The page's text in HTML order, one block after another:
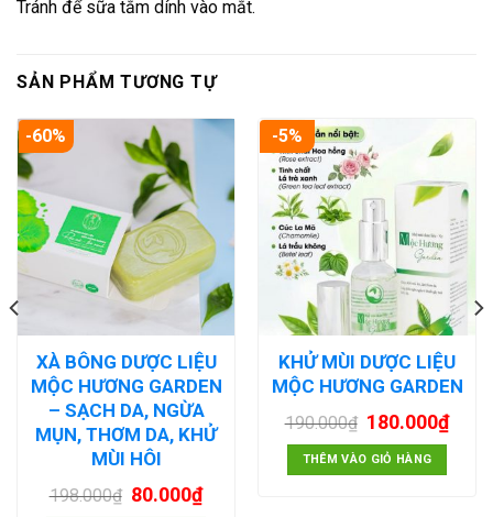
Tránh để sữa tắm dính vào mắt.
SẢN PHẨM TƯƠNG TỰ
-60%
XÀ BÔNG DƯỢC LIỆU
MỘC HƯƠNG GARDEN
– SẠCH DA, NGỪA
MỤN, THƠM DA, KHỬ
MÙI HÔI
198.000₫ 80.000₫
-5%
KHỬ MÙI DƯỢC LIỆU
MỘC HƯƠNG GARDEN
190.000₫ 180.000₫
THÊM VÀO GIỎ HÀNG